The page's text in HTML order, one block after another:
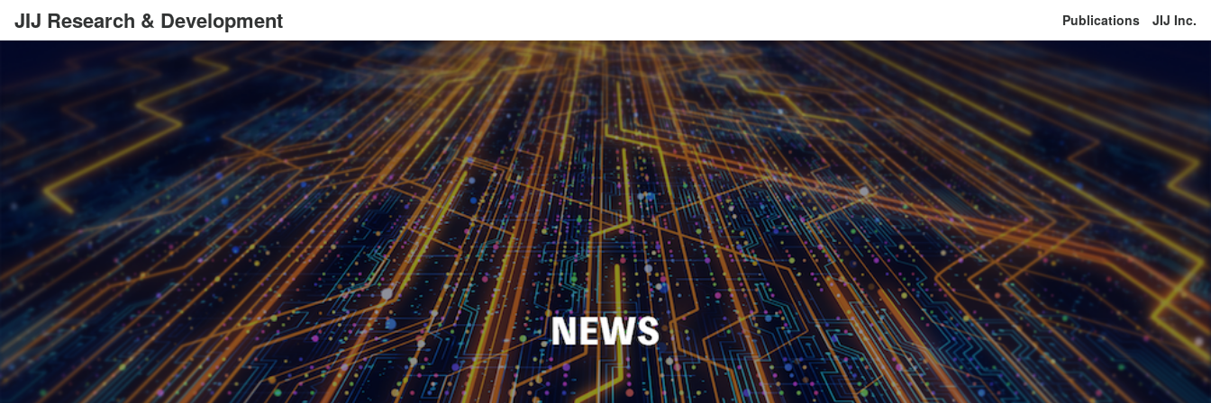
JIJ Research & Development Publications JIJ Inc.